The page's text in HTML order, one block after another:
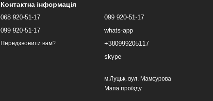
Контактна інформація
068 920-51-17
099 920-51-17
Передзвонити вам?
099 920-51-17
whats-app
+380999205117
skype
м.Луцьк, вул. Мамсурова
Мапа проїзду